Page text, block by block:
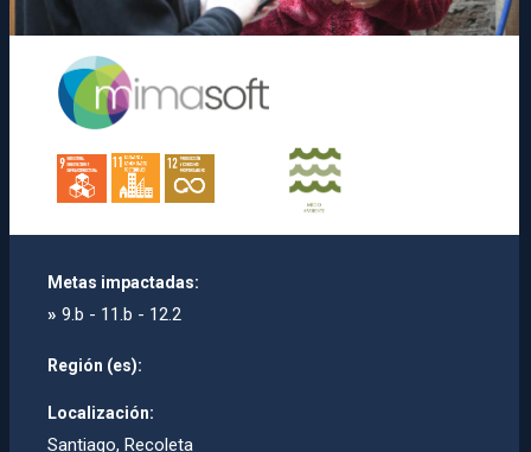
Metas impactadas:
» 9.b - 11.b - 12.2
Región (es):
Localización:
Santiago, Recoleta